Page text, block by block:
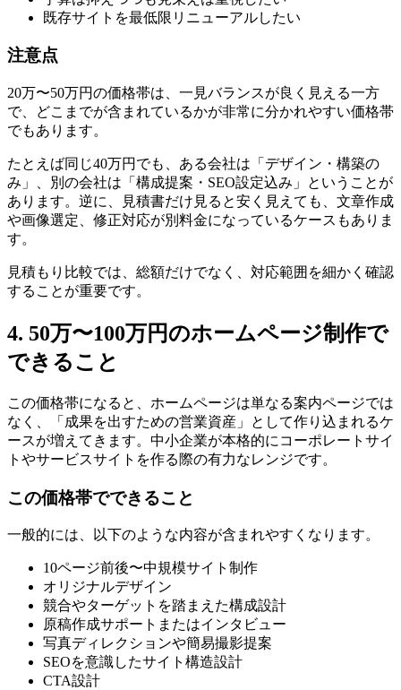
既存サイトを最低限リニューアルしたい
注意点
20万〜50万円の価格帯は、一見バランスが良く見える一方
で、どこまでが含まれているかが非常に分かれやすい価格帯
でもあります。
たとえば同じ40万円でも、ある会社は「デザイン・構築の
み」、別の会社は「構成提案・SEO設定込み」ということが
あります。逆に、見積書だけ見ると安く見えても、文章作成
や画像選定、修正対応が別料金になっているケースもありま
す。
見積もり比較では、総額だけでなく、対応範囲を細かく確認
することが重要です。
4. 50万〜100万円のホームページ制作で
できること
この価格帯になると、ホームページは単なる案内ページでは
なく、「成果を出すための営業資産」として作り込まれるケ
ースが増えてきます。中小企業が本格的にコーポレートサイ
トやサービスサイトを作る際の有力なレンジです。
この価格帯でできること
一般的には、以下のような内容が含まれやすくなります。
10ページ前後〜中規模サイト制作
オリジナルデザイン
競合やターゲットを踏まえた構成設計
原稿作成サポートまたはインタビュー
写真ディレクションや簡易撮影提案
SEOを意識したサイト構造設計
CTA設計